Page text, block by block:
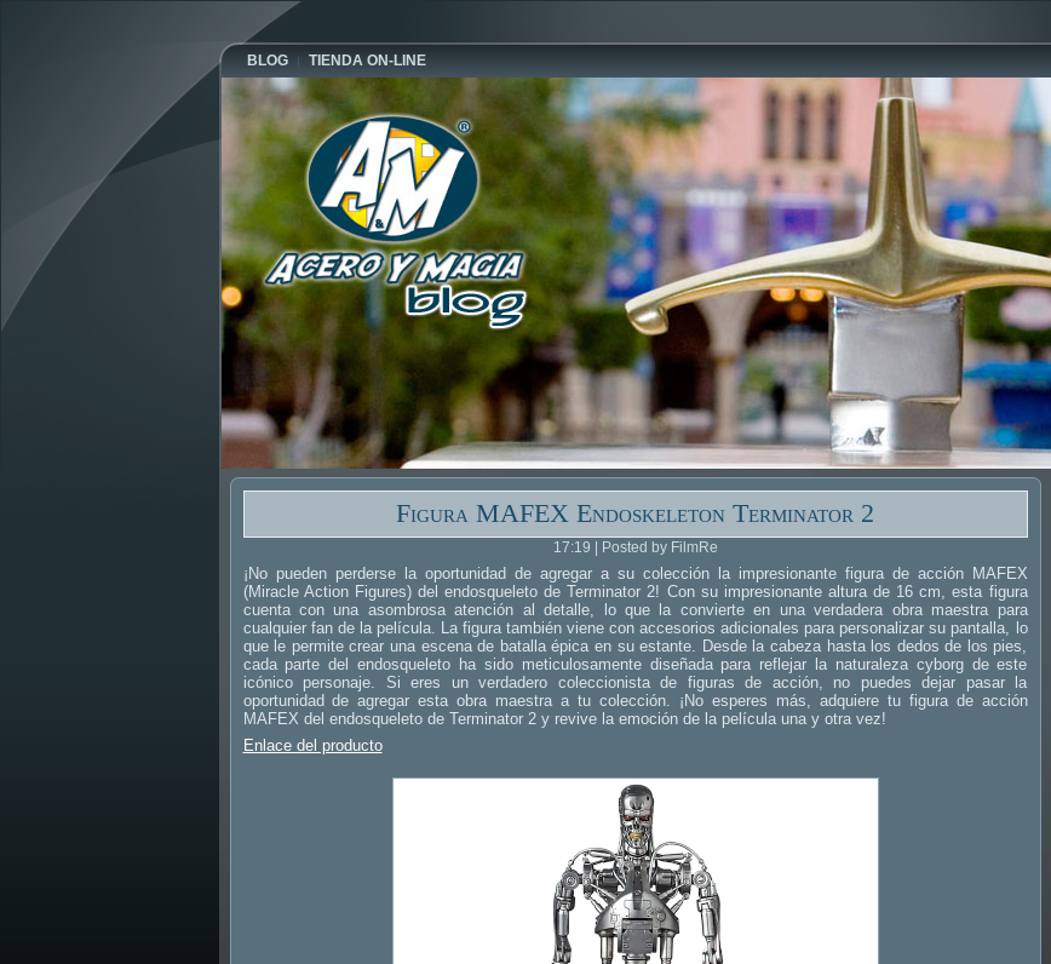
BLOG TIENDA ON-LINE
Figura MAFEX Endoskeleton Terminator 2
17:19 | Posted by FilmRe
¡No pueden perderse la oportunidad de agregar a su colección la impresionante figura de acción MAFEX
(Miracle Action Figures) del endosqueleto de Terminator 2! Con su impresionante altura de 16 cm, esta figura
cuenta con una asombrosa atención al detalle, lo que la convierte en una verdadera obra maestra para
cualquier fan de la película. La figura también viene con accesorios adicionales para personalizar su pantalla, lo
que le permite crear una escena de batalla épica en su estante. Desde la cabeza hasta los dedos de los pies,
cada parte del endosqueleto ha sido meticulosamente diseñada para reflejar la naturaleza cyborg de este
icónico personaje. Si eres un verdadero coleccionista de figuras de acción, no puedes dejar pasar la
oportunidad de agregar esta obra maestra a tu colección. ¡No esperes más, adquiere tu figura de acción
MAFEX del endosqueleto de Terminator 2 y revive la emoción de la película una y otra vez!
Enlace del producto